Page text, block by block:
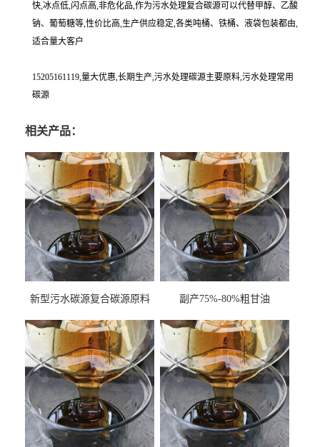
快,冰点低,闪点高,非危化品,作为污水处理复合碳源可以代替甲醇、乙酸
钠、葡萄糖等,性价比高,生产供应稳定,各类吨桶、铁桶、液袋包装都由,
适合量大客户
15205161119,量大优惠,长期生产,污水处理碳源主要原料,污水处理常用
碳源
相关产品：
新型污水碳源复合碳源原料
副产75%-80%粗甘油